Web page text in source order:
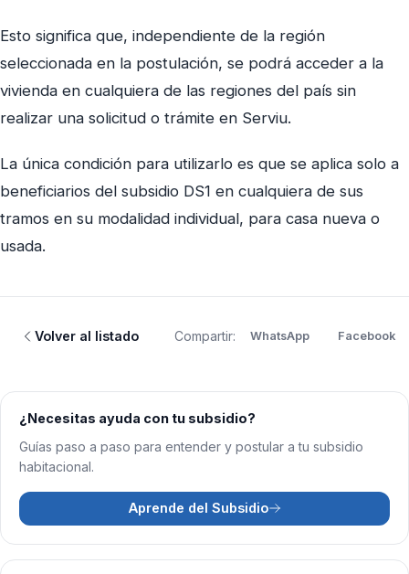
Esto significa que, independiente de la región
seleccionada en la postulación, se podrá acceder a la
vivienda en cualquiera de las regiones del país sin
realizar una solicitud o trámite en Serviu.
La única condición para utilizarlo es que se aplica solo a
beneficiarios del subsidio DS1 en cualquiera de sus
tramos en su modalidad individual, para casa nueva o
usada.
Volver al listado Compartir: WhatsApp Facebook
¿Necesitas ayuda con tu subsidio?
Guías paso a paso para entender y postular a tu subsidio
habitacional.
Aprende del Subsidio